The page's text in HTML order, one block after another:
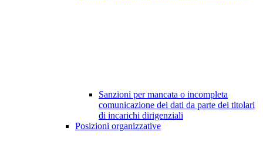
Sanzioni per mancata o incompleta
comunicazione dei dati da parte dei titolari
di incarichi dirigenziali
Posizioni organizzative